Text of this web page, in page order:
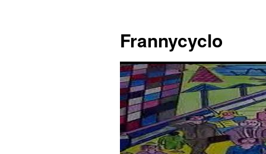
contenu
Frannycyclo